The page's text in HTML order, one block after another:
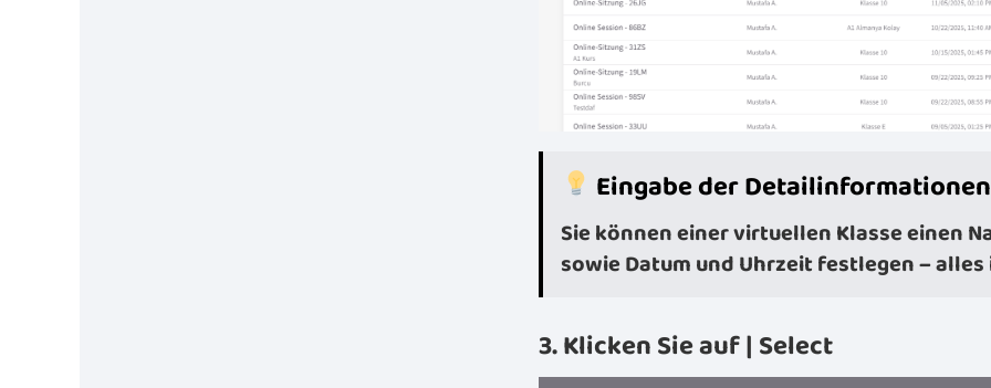
Eingabe der Detailinformationen
Sie können einer virtuellen Klasse einen
sowie Datum und Uhrzeit festlegen –
3. Klicken Sie auf | Select